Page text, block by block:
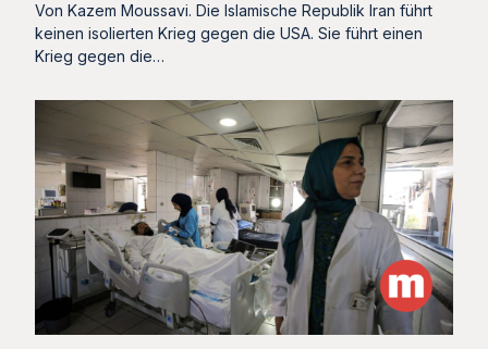
Von Kazem Moussavi. Die Islamische Republik Iran führt
keinen isolierten Krieg gegen die USA. Sie führt einen
Krieg gegen die…